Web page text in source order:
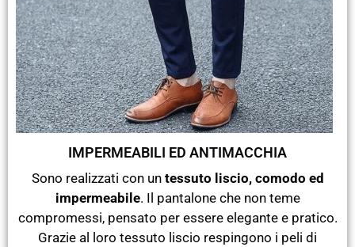
IMPERMEABILI ED ANTIMACCHIA
Sono realizzati con un tessuto liscio, comodo ed
impermeabile. Il pantalone che non teme
compromessi, pensato per essere elegante e pratico.
Grazie al loro tessuto liscio respingono i peli di